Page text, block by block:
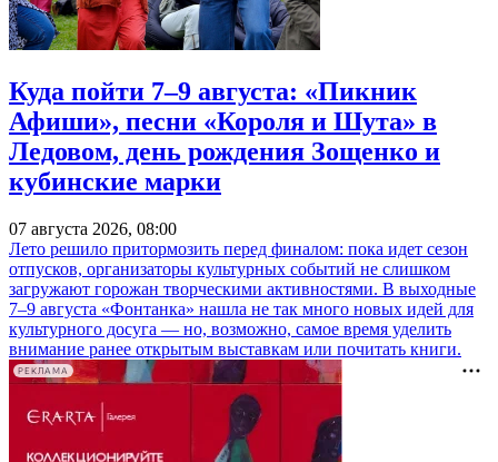
Куда пойти 7–9 августа: «Пикник
Афиши», песни «Короля и Шута» в
Ледовом, день рождения Зощенко и
кубинские марки
07 августа 2026, 08:00
Лето решило притормозить перед финалом: пока идет сезон
отпусков, организаторы культурных событий не слишком
загружают горожан творческими активностями. В выходные
7–9 августа «Фонтанка» нашла не так много новых идей для
культурного досуга — но, возможно, самое время уделить
внимание ранее открытым выставкам или почитать книги.
РЕКЛАМА